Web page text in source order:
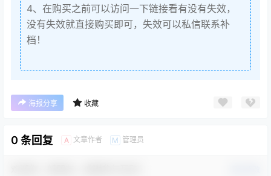
4、在购买之前可以访问一下链接看有没有失效，
没有失效就直接购买即可，失效可以私信联系补
档！
海报分享 收藏
0 条回复 A 文章作者 M 管理员